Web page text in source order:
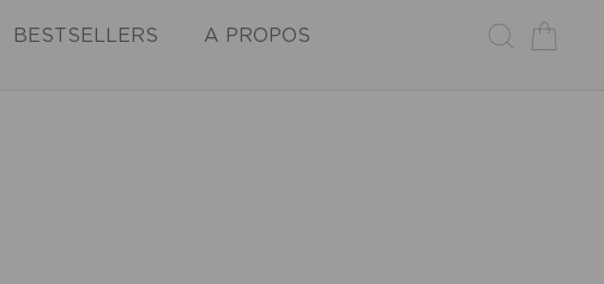
BESTSELLERS A PROPOS